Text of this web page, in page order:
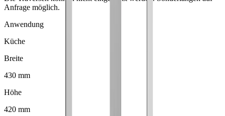
Anfrage möglich.
Anwendung
Küche
Breite
430 mm
Höhe
420 mm